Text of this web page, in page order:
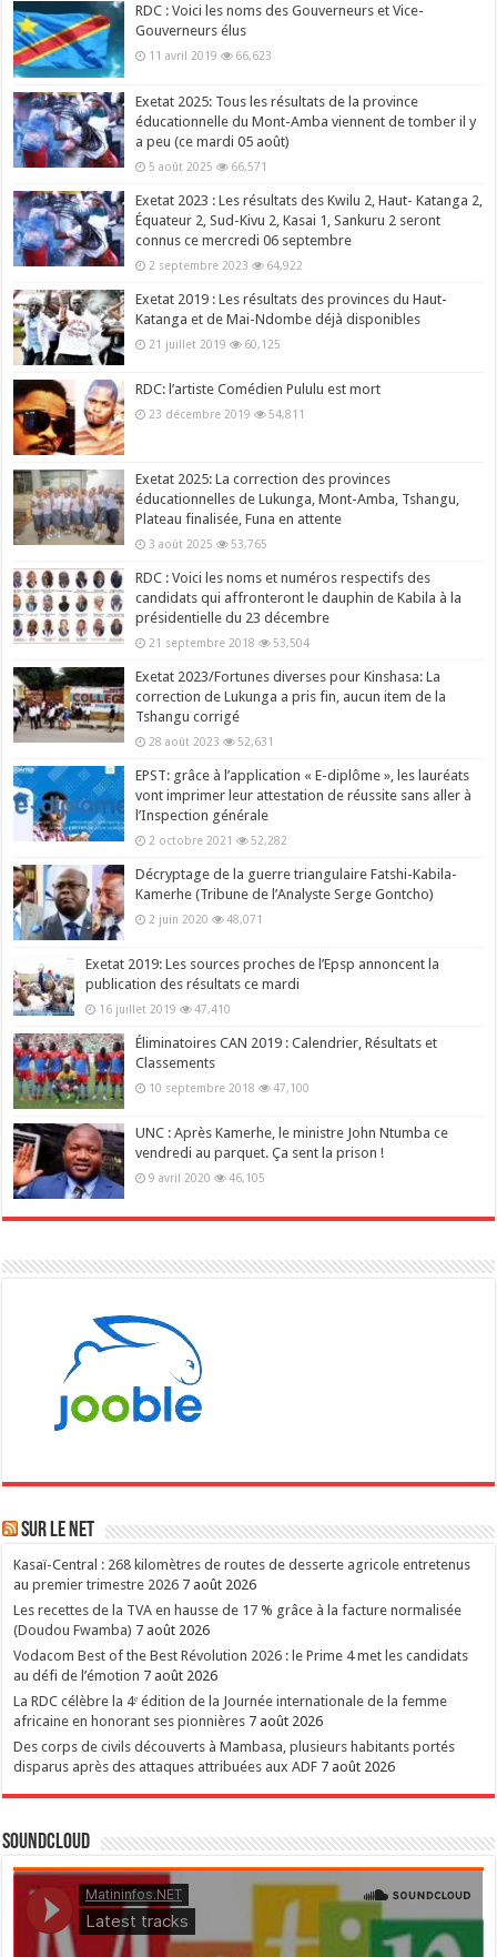
RDC : Voici les noms des Gouverneurs et Vice-
Gouverneurs élus
11 avril 2019 66,623
Exetat 2025: Tous les résultats de la province
éducationnelle du Mont-Amba viennent de tomber il y
a peu (ce mardi 05 août)
5 août 2025 66,571
Exetat 2023 : Les résultats des Kwilu 2, Haut- Katanga 2,
Équateur 2, Sud-Kivu 2, Kasai 1, Sankuru 2 seront
connus ce mercredi 06 septembre
2 septembre 2023 64,922
Exetat 2019 : Les résultats des provinces du Haut-
Katanga et de Mai-Ndombe déjà disponibles
21 juillet 2019 60,125
RDC: l’artiste Comédien Pululu est mort
23 décembre 2019 54,811
Exetat 2025: La correction des provinces
éducationnelles de Lukunga, Mont-Amba, Tshangu,
Plateau finalisée, Funa en attente
3 août 2025 53,765
RDC : Voici les noms et numéros respectifs des
candidats qui affronteront le dauphin de Kabila à la
présidentielle du 23 décembre
21 septembre 2018 53,504
Exetat 2023/Fortunes diverses pour Kinshasa: La
correction de Lukunga a pris fin, aucun item de la
Tshangu corrigé
28 août 2023 52,631
EPST: grâce à l’application « E-diplôme », les lauréats
vont imprimer leur attestation de réussite sans aller à
l’Inspection générale
2 octobre 2021 52,282
Décryptage de la guerre triangulaire Fatshi-Kabila-
Kamerhe (Tribune de l’Analyste Serge Gontcho)
2 juin 2020 48,071
Exetat 2019: Les sources proches de l’Epsp annoncent la
publication des résultats ce mardi
16 juillet 2019 47,410
Éliminatoires CAN 2019 : Calendrier, Résultats et
Classements
10 septembre 2018 47,100
UNC : Après Kamerhe, le ministre John Ntumba ce
vendredi au parquet. Ça sent la prison !
9 avril 2020 46,105
Sur le NET
Kasaï-Central : 268 kilomètres de routes de desserte agricole entretenus
au premier trimestre 2026 7 août 2026
Les recettes de la TVA en hausse de 17 % grâce à la facture normalisée
(Doudou Fwamba) 7 août 2026
Vodacom Best of the Best Révolution 2026 : le Prime 4 met les candidats
au défi de l’émotion 7 août 2026
La RDC célèbre la 4ᵉ édition de la Journée internationale de la femme
africaine en honorant ses pionnières 7 août 2026
Des corps de civils découverts à Mambasa, plusieurs habitants portés
disparus après des attaques attribuées aux ADF 7 août 2026
SoundCloud